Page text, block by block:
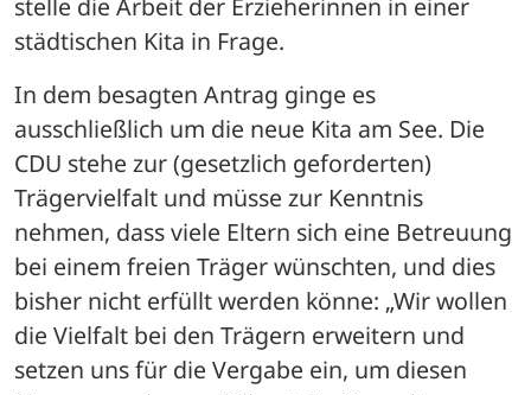
städtischen Kita in Frage.
In dem besagten Antrag ginge es
ausschließlich um die neue Kita am See. Die
CDU stehe zur (gesetzlich geforderten)
Trägervielfalt und müsse zur Kenntnis
nehmen, dass viele Eltern sich eine Betreuung
bei einem freien Träger wünschten, und dies
bisher nicht erfüllt werden könne: „Wir wollen
die Vielfalt bei den Trägern erweitern und
setzen uns für die Vergabe ein, um diesen